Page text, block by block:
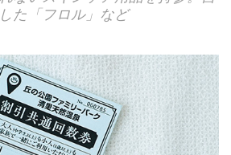
た「フロル」など